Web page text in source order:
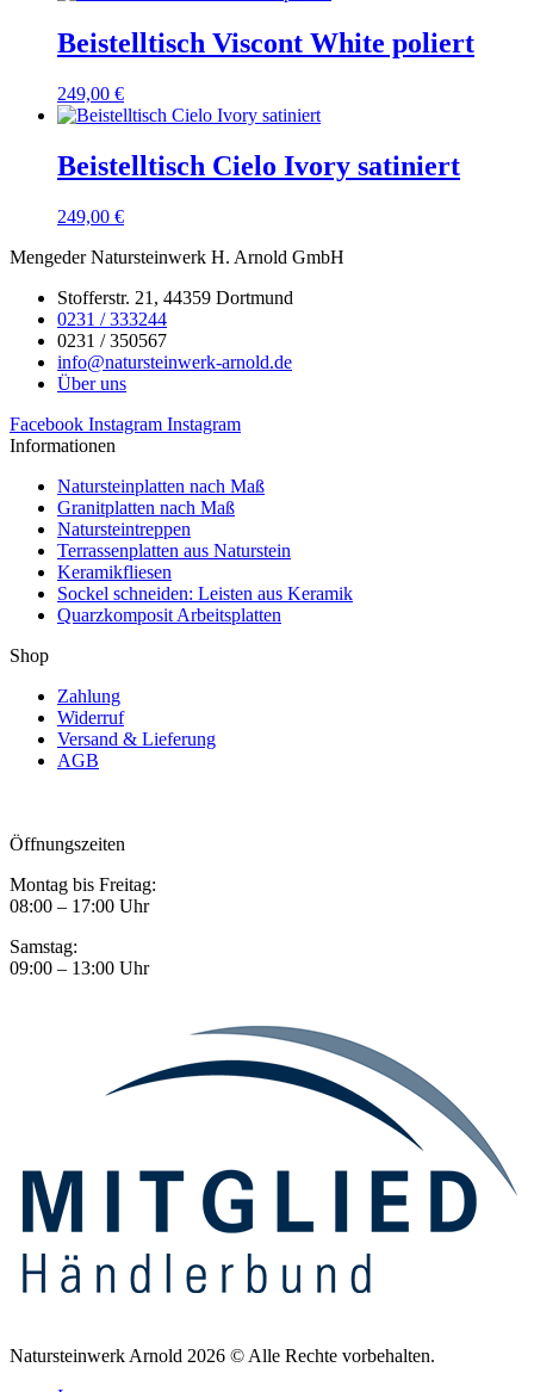
Beistelltisch Viscont White poliert
249,00 €
Beistelltisch Cielo Ivory satiniert
249,00 €
Mengeder Natursteinwerk H. Arnold GmbH
Stofferstr. 21, 44359 Dortmund
0231 / 333244
0231 / 350567
info@natursteinwerk-arnold.de
Über uns
Facebook Instagram Instagram
Informationen
Natursteinplatten nach Maß
Granitplatten nach Maß
Natursteintreppen
Terrassenplatten aus Naturstein
Keramikfliesen
Sockel schneiden: Leisten aus Keramik
Quarzkomposit Arbeitsplatten
Shop
Zahlung
Widerruf
Versand & Lieferung
AGB
Öffnungszeiten
Montag bis Freitag:
08:00 – 17:00 Uhr
Samstag:
09:00 – 13:00 Uhr
Natursteinwerk Arnold 2026 © Alle Rechte vorbehalten.